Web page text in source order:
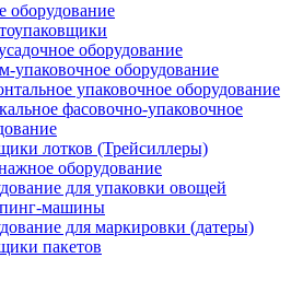
оборудование
оборудование
упаковочное оборудование
упаковочное оборудование
фасовочно-упаковочное
лотков (Трейсиллеры)
оборудование
для упаковки овощей
машины
для маркировки (датеры)
пакетов